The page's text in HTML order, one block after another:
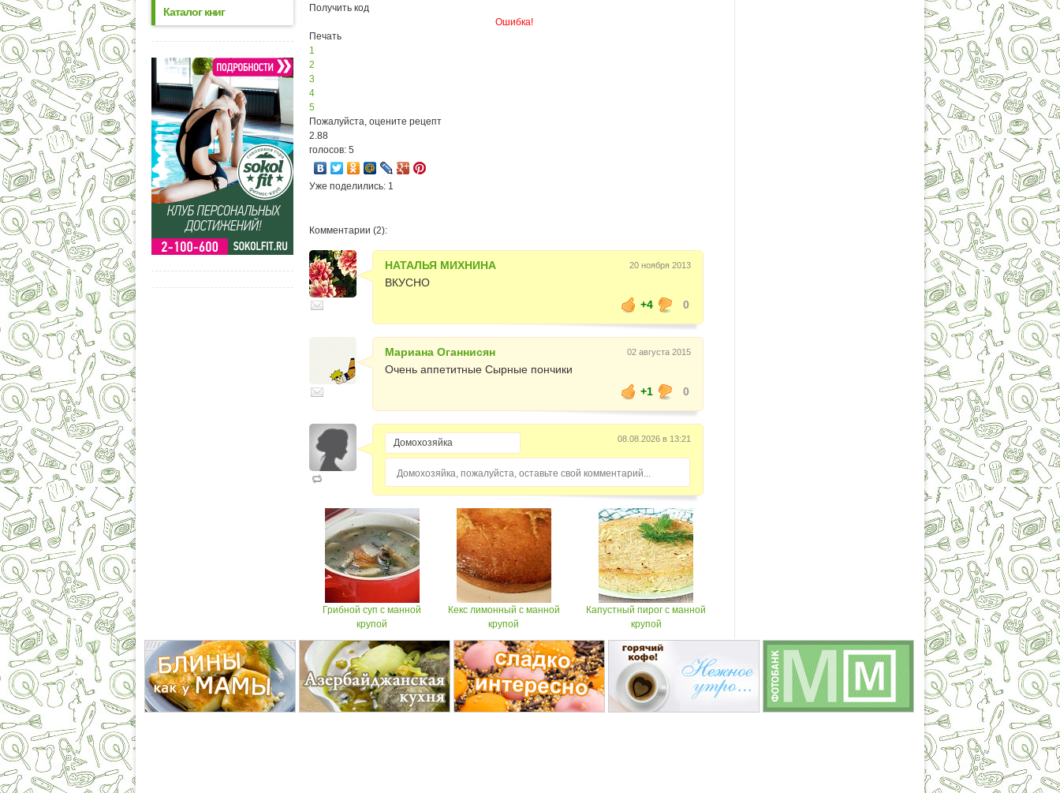
Каталог книг
Получить код
Ошибка!
Печать
1
2
3
4
5
Пожалуйста, оцените рецепт
2.88
голосов: 5
Уже поделились: 1
Комментарии (2):
НАТАЛЬЯ МИХНИНА 20 ноября 2013
ВКУСНО
+4
0
Мариана Оганнисян 02 августа 2015
Очень аппетитные Сырные пончики
+1
0
08.08.2026 в 13:21
Домохозяйка, пожалуйста, оставьте свой комментарий...
Грибной суп с манной
крупой
Кекс лимонный с манной
крупой
Капустный пирог с манной
крупой